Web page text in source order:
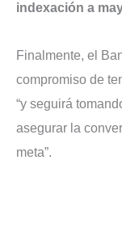
indexación a
Finalmente, el
compromiso de
“y seguirá
asegurar la
meta”.